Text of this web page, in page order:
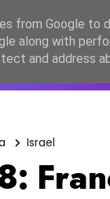
JESC2026
Israel
from Google to
along with
and address